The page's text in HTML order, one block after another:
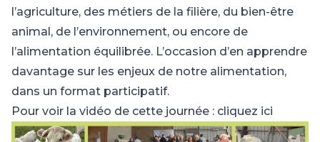
l’agriculture, des métiers de la filière, du bien-être
animal, de l’environnement, ou encore de
l’alimentation équilibrée. L’occasion d’en apprendre
davantage sur les enjeux de notre alimentation,
dans un format participatif.
Pour voir la vidéo de cette journée : cliquez ici